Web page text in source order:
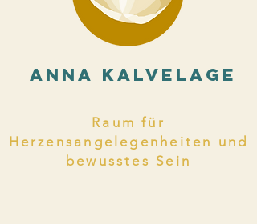
ANNA KALVELAGE
Raum für
Herzensangelegenheiten und
bewusstes Sein